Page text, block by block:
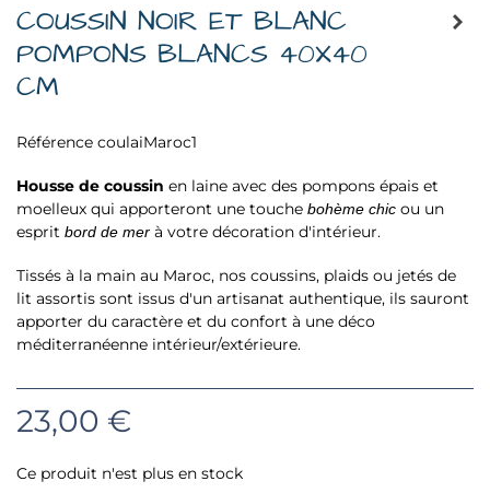
COUSSIN NOIR ET BLANC
POMPONS BLANCS 40X40
CM
Référence coulaiMaroc1
Housse de coussin en laine avec des pompons épais et
moelleux qui apporteront une touche bohème chic ou un
esprit bord de mer à votre décoration d'intérieur.
Tissés à la main au Maroc, nos coussins, plaids ou jetés de
lit assortis sont issus d'un artisanat authentique, ils sauront
apporter du caractère et du confort à une déco
méditerranéenne intérieur/extérieure.
23,00 €
Ce produit n'est plus en stock